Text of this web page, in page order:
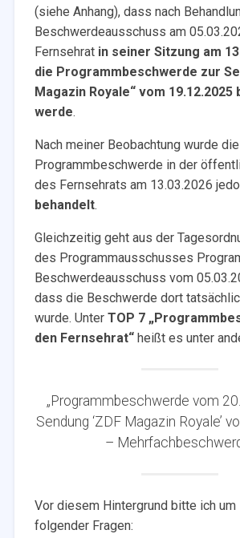
(siehe Anhang), dass nach
Beschwerdeausschuss am
Fernsehrat in seiner Sitzung am
die Programmbeschwerde zur
Magazin Royale“ vom 19.12.2025
werde.
Nach meiner Beobachtung wurde
Programmbeschwerde in der
des Fernsehrats am 13.03.2026
behandelt.
Gleichzeitig geht aus der
des Programmausschusses
Beschwerdeausschuss vom
dass die Beschwerde dort
wurde. Unter TOP 7
den Fernsehrat“heißt es unter
„Programmbeschwerde vom
Sendung ‘ZDF Magazin Royale’
–
Vor diesem Hintergrund bitte ich um
folgender Fragen: